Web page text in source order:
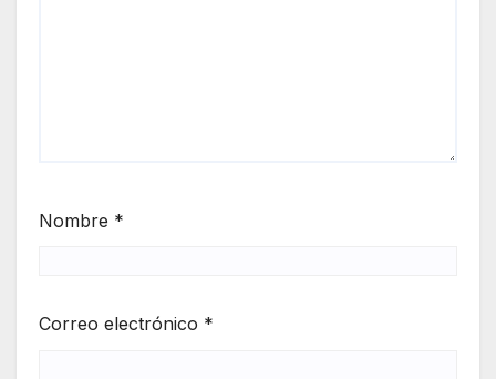
Nombre *
Correo electrónico *